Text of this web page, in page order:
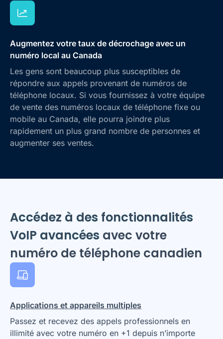
Augmentez votre taux de décrochage avec un
numéro local au Canada
Les gens sont beaucoup plus susceptibles de
répondre aux appels provenant de numéros de
téléphone locaux. Si vous fournissez à votre équipe
de vente des numéros locaux de téléphone fixe ou
mobile au Canada, elle pourra joindre plus
rapidement un plus grand nombre de personnes et
augmenter ses ventes.
Accédez à des fonctionnalités
VoIP avancées avec votre
numéro de téléphone canadien
Applications et appareils multiples
Passez et recevez des appels professionnels en
illimité avec votre numéro en +1 depuis n’importe